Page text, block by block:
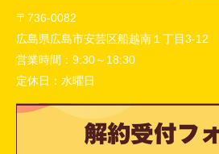
〒736-0082
広島県広島市安芸区船越南１丁目3-12
営業時間： 9:30～18:30
定休日： 水曜日